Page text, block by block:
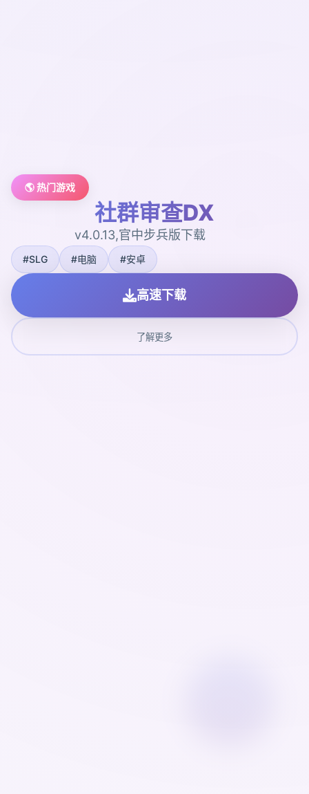
🌎 热门游戏
社群审查DX
v4.0.13,官中步兵版下载
#SLG #电脑 #安卓
高速下载
了解更多